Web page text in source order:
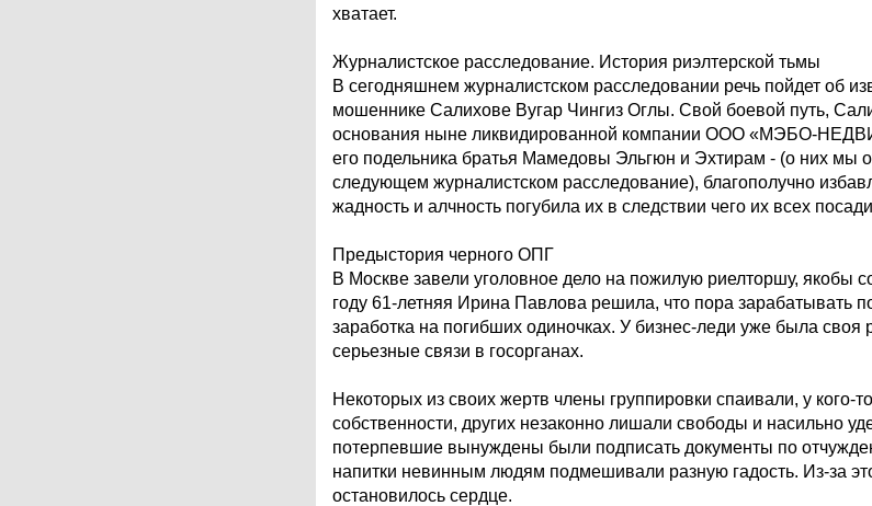
хватает.
Журналистское расследование. История риэлтерской тьмы
В сегодняшнем журналистском расследовании речь пойдет об
мошеннике Салихове Вугар Чингиз Оглы. Свой боевой путь,
основания ныне ликвидированной компании ООО «МЭБО-
его подельника братья Мамедовы Эльгюн и Эхтирам - (о них мы
следующем журналистском расследование), благополучно
жадность и алчность погубила их в следствии чего их всех
Предыстория черного ОПГ
В Москве завели уголовное дело на пожилую риелторшу, якобы
году 61-летняя Ирина Павлова решила, что пора зарабатывать
заработка на погибших одиночках. У бизнес-леди уже была своя
серьезные связи в госорганах.
Некоторых из своих жертв члены группировки спаивали, у кого-
собственности, других незаконно лишали свободы и насильно
потерпевшие вынуждены были подписать документы по
напитки невинным людям подмешивали разную гадость. Из-за
остановилось сердце.